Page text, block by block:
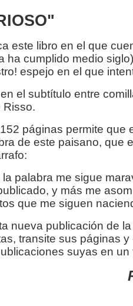
este libro en el que
ha cumplido medio
espejo en el que
el subtítulo entre
Risso.
páginas permite que
de este paisano, que
palabra me sigue
y más me
que me siguen
nueva publicación de
transite sus páginas
suyas en un